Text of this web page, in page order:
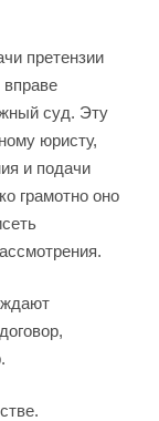
претензии
суд. Эту
юристу,
и подачи
грамотно оно